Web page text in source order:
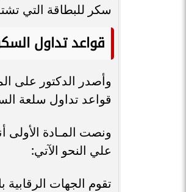
سكر للبطاقة التي تشتمل على 3
قواعد تداول
قواعد تداول سلعة
علي النحو الآتي:
تقوم الجهات